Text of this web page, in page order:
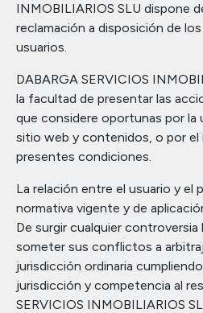
INMOBILIARIOS SLU dispone
reclamación a disposición de
usuarios.
DABARGA SERVICIOS
la facultad de presentar las
que considere oportunas por la
sitio web y contenidos, o por el
presentes condiciones.
La relación entre el usuario y el
normativa vigente y de
De surgir cualquier controversia
someter sus conflictos a
jurisdicción ordinaria
jurisdicción y competencia al
SERVICIOS INMOBILIARIOS